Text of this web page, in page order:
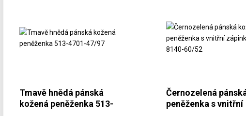
Tmavě hnědá pánská
kožená peněženka 513-
Černozelená
peněženka s vnitřní